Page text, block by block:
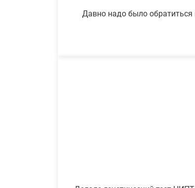
Давно надо было обратиться